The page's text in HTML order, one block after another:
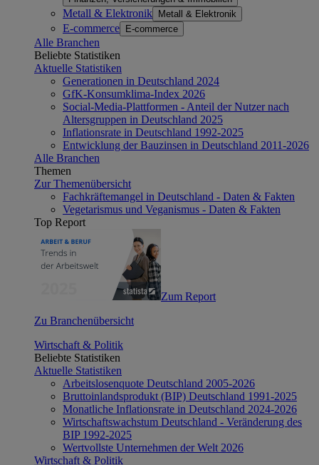
Metall & Elektronik Metall & Elektronik
E-commerce E-commerce
Alle Branchen
Beliebte Statistiken
Aktuelle Statistiken
Generationen in Deutschland 2024
GfK-Konsumklima-Index 2026
Social-Media-Plattformen - Anteil der Nutzer nach
Altersgruppen in Deutschland 2025
Inflationsrate in Deutschland 1992-2025
Entwicklung der Bauzinsen in Deutschland 2011-2026
Alle Branchen
Themen
Zur Themenübersicht
Fachkräftemangel in Deutschland - Daten & Fakten
Vegetarismus und Veganismus - Daten & Fakten
Top Report
Zum Report
Zu Branchenübersicht
Wirtschaft & Politik
Beliebte Statistiken
Aktuelle Statistiken
Arbeitslosenquote Deutschland 2005-2026
Bruttoinlandsprodukt (BIP) Deutschland 1991-2025
Monatliche Inflationsrate in Deutschland 2024-2026
Wirtschaftswachstum Deutschland - Veränderung des
BIP 1992-2025
Wertvollste Unternehmen der Welt 2026
Wirtschaft & Politik